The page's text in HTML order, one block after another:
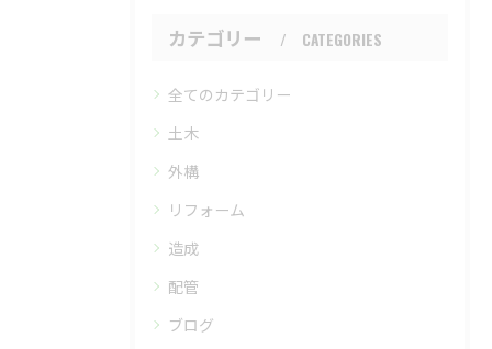
カテゴリー CATEGORIES
全てのカテゴリー
土木
外構
リフォーム
造成
配管
ブログ